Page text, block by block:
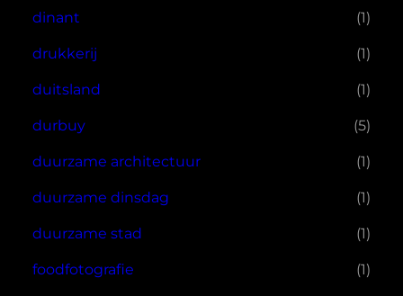
dinant (1)
drukkerij (1)
duitsland (1)
durbuy (5)
duurzame architectuur (1)
duurzame dinsdag (1)
duurzame stad (1)
foodfotografie (1)